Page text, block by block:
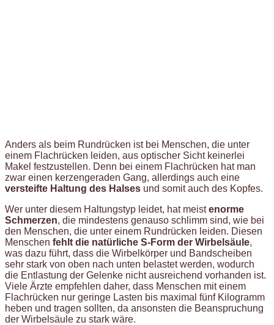
Anders als beim Rundrücken ist bei Menschen, die unter
einem Flachrücken leiden, aus optischer Sicht keinerlei
Makel festzustellen. Denn bei einem Flachrücken hat man
zwar einen kerzengeraden Gang, allerdings auch eine
versteifte Haltung des Halses und somit auch des Kopfes.
Wer unter diesem Haltungstyp leidet, hat meistenorme
Schmerzen, die mindestens genauso schlimm sind, wie bei
den Menschen, die unter einem Rundrücken leiden. Diesen
Menschen fehlt die natürliche S-Form der Wirbelsäule,
was dazu führt, dass die Wirbelkörper und Bandscheiben
sehr stark von oben nach unten belastet werden, wodurch
die Entlastung der Gelenke nicht ausreichend vorhanden ist.
Viele Ärzte empfehlen daher, dass Menschen mit einem
Flachrücken nur geringe Lasten bis maximal fünf Kilogramm
heben und tragen sollten, da ansonsten die Beanspruchung
der Wirbelsäule zu stark wäre.